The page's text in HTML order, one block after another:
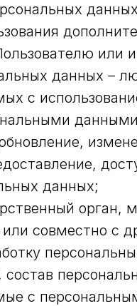
или
данных –
с
данных;
орган,
совместно с
с